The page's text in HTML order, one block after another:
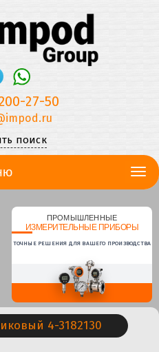
27-50
поиск
ПРОМЫШЛЕННЫЕ
ИЗМЕРИТЕЛЬНЫЕ ПРИБОРЫ
ТОЧНЫЕ РЕШЕНИЯ ДЛЯ ВАШЕГО ПРОИЗВОДСТВА
4-3182130